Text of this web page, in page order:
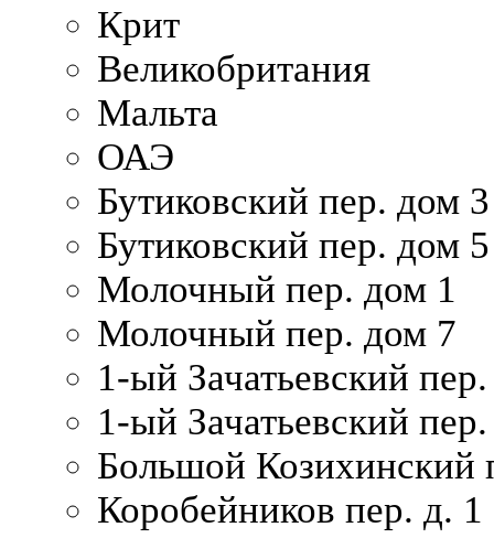
Крит
Великобритания
Мальта
ОАЭ
Бутиковский пер. дом 3
Бутиковский пер. дом 5
Молочный пер. дом 1
Молочный пер. дом 7
1-ый Зачатьевский
1-ый Зачатьевский
Большой Козихинский
Коробейников пер. д. 1